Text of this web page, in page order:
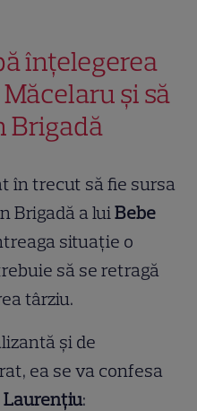
înțelegerea
și să
Brigadă
în trecut să fie sursa
Brigadă a luiBebe
situație o
să se retragă
târziu.
și de
ea se va confesa
Laurențiu: